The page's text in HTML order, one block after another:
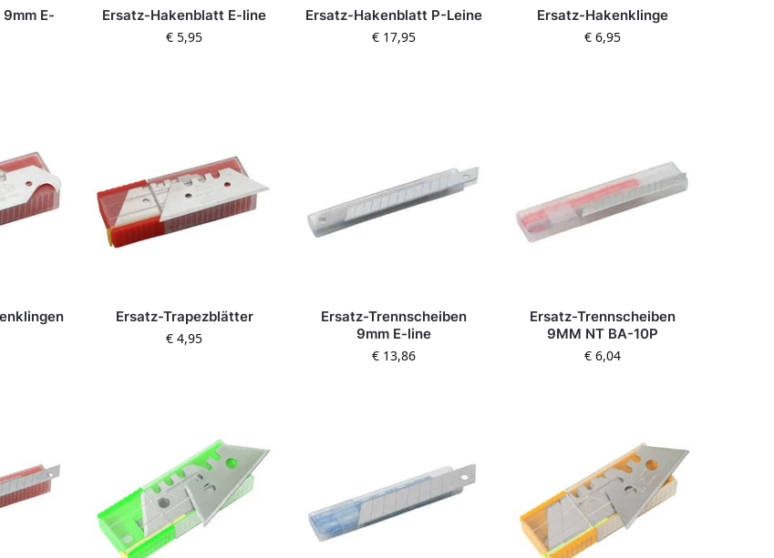
E-
Ersatz-Hakenblatt E-line
€ 5,95
Ersatz-Hakenblatt P-Leine
€17,95
Ersatz-Hakenklinge
€ 6,95
Ersatz-Trapezblätter
€ 4,95
Ersatz-Trennscheiben
9mm E-line
€13,86
Ersatz-Trennscheiben
9MM NT BA-10P
€ 6,04